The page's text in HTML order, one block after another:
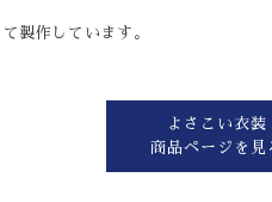
製作しています。
よさこい衣装
商品ページを見